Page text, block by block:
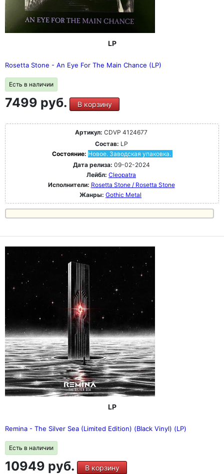
LP
Rosetta Stone - An Eye For The Main Chance (LP)
Есть в наличии
7499 руб. В корзину
Артикул: CDVP 4124677
Состав: LP
Состояние: Новое. Заводская упаковка.
Дата релиза: 09-02-2024
Лейбл: Cleopatra
Исполнители: Rosetta Stone / Rosetta Stone
Жанры: Gothic Metal
LP
Remina - The Silver Sea (Limited Edition) (Black Vinyl) (LP)
Есть в наличии
10949 руб. В корзину